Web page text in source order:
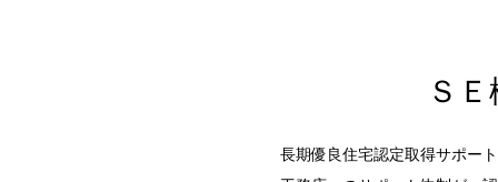
Ｓ
長期優良住宅認定取得サポー